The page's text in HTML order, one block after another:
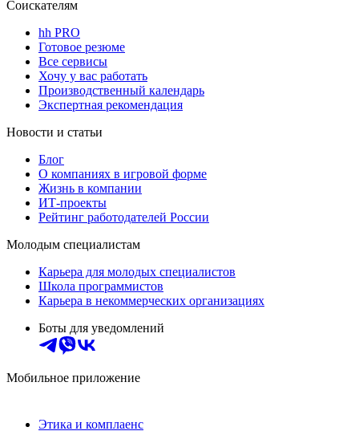
Соискателям
hh PRO
Готовое резюме
Все сервисы
Хочу у вас работать
Производственный календарь
Экспертная рекомендация
Новости и статьи
Блог
О компаниях в игровой форме
Жизнь в компании
ИТ-проекты
Рейтинг работодателей России
Молодым специалистам
Карьера для молодых специалистов
Школа программистов
Карьера в некоммерческих организациях
Боты для уведомлений
Мобильное приложение
Этика и комплаенс